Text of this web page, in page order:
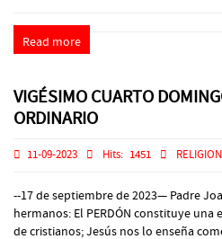
Read more
VIGÉSIMO CUARTO
ORDINARIO
11-09-2023 Hits: 1451 RELIGION
--17 de septiembre de 2023— Padre
hermanos: El PERDÓN constituye una
de cristianos; Jesús nos lo enseña